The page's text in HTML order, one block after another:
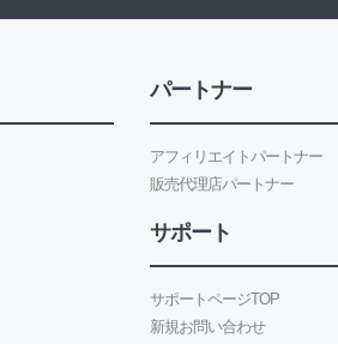
パートナー
アフィリエイトパートナー
販売代理店パートナー
サポート
サポートページTOP
新規お問い合わせ